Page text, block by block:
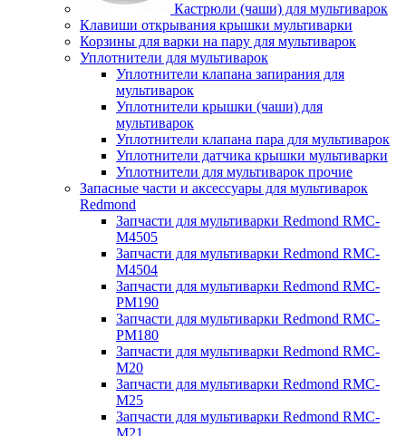
Кастрюли (чаши) для мультиварок
Клавиши открывания крышки мультиварки
Корзины для варки на пару для мультиварок
Уплотнители для мультиварок
Уплотнители клапана запирания для
мультиварок
Уплотнители крышки (чаши) для
мультиварок
Уплотнители клапана пара для мультиварок
Уплотнители датчика крышки мультиварки
Уплотнители для мультиварок прочие
Запасные части и аксессуары для мультиварок
Redmond
Запчасти для мультиварки Redmond RMC-
M4505
Запчасти для мультиварки Redmond RMC-
M4504
Запчасти для мультиварки Redmond RMC-
PM190
Запчасти для мультиварки Redmond RMC-
PM180
Запчасти для мультиварки Redmond RMC-
M20
Запчасти для мультиварки Redmond RMC-
M25
Запчасти для мультиварки Redmond RMC-
M21